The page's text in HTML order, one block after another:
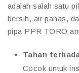
adalah salah satu
bersih, air panas,
pipa PPR TORO
Tahan
Cocok untuk